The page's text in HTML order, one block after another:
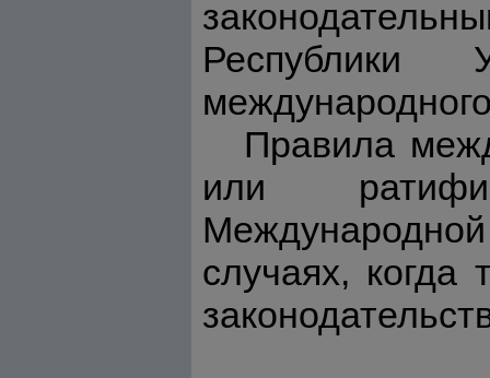
Республики
Правила
или
случаях,